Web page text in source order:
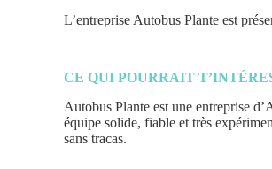
L’entreprise Autobus Plante est
CE QUI POURRAIT
Autobus Plante est une entreprise
équipe solide, fiable et très
sans tracas.